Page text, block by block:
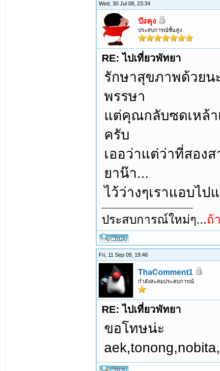
Wed, 30 Jul 08, 23:34
ปังคุง
ประสบการณ์ชั้นสูง
RE: ไปเที่ยวพัทยา
รักษาสุขภาพด้วยน
พรรษา
แต่คุณกลับซดเหล้า
ครับ
เออว่าแต่ว่าที่สอง
ยาน๊า...
ไว้ว่างๆเราแอบไป
ประสบการณ์ใหม่ๆ...ถ้
Fri, 11 Sep 09, 19:46
ThaComment1
กำลังสะสมประสบการณ์
RE: ไปเที่ยวพัทยา
ขอโทษน่ะ